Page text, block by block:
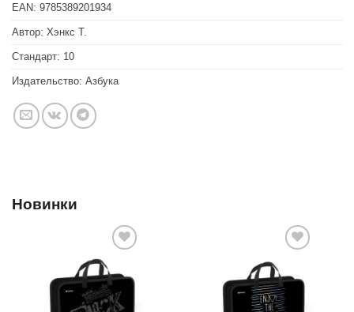
EAN: 9785389201934
Автор: Хэнкс Т.
Стандарт: 10
Издательство: Азбука
Новинки
Добавить
в список
желаний
Добавить
в список
желаний